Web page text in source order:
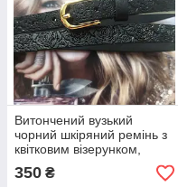
Витончений вузький
чорний шкіряний ремінь з
квітковим візерунком,
золота пряжка,
регульована довжина
350 ₴